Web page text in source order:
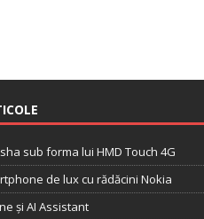
sub forma lui HMD Touch 4G
de lux cu rădăcini Nokia
și AI Assistant